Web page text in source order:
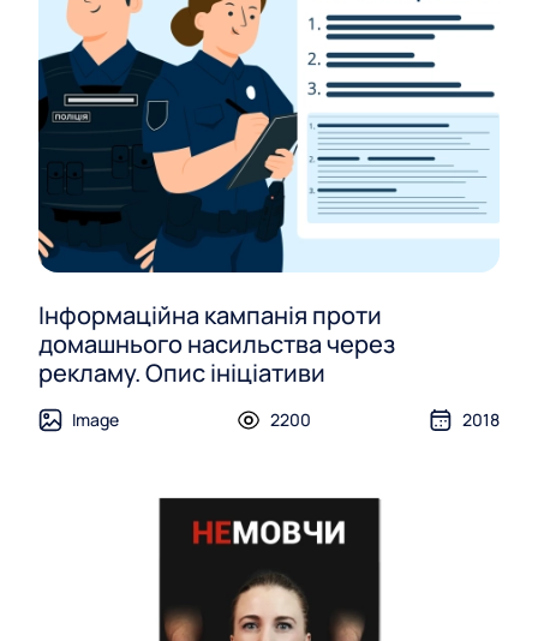
Інформаційна кампанія проти
домашнього насильства через
рекламу. Опис ініціативи
Image 2200 2018